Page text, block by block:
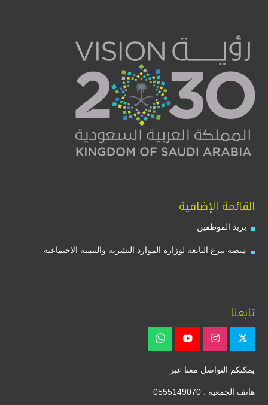
القائمة الإضافية
بريد الموظفين
منصة تبرع التابعة لوزارة الموارد البشرية والتنمية الاجتماعية
تابعنا
يمكنكم التواصل معنا عبر
هاتف الجمعية : 0555149070